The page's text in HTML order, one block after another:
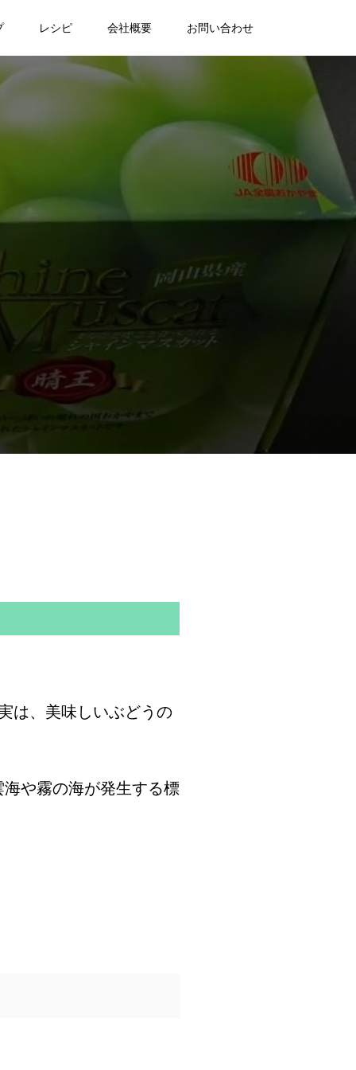
レシピ 会社概要 お問い合わせ
は、美味しいぶどうの
や霧の海が発生する標